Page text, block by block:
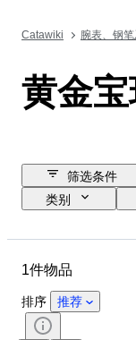
Catawiki 腕表、钢
黄金
筛选条件
类别
时期
表带材质
1件物品
排序 推荐